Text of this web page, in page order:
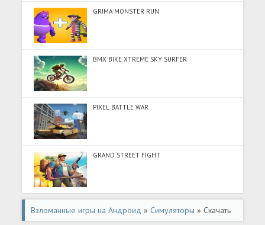
GRIMA MONSTER RUN
BMX BIKE XTREME SKY SURFER
PIXEL BATTLE WAR
GRAND STREET FIGHT
Взломанные игры на Андроид » Симуляторы » Скачать